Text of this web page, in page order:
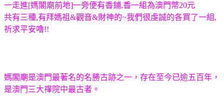
一走進[媽閣廟前地]一旁便有香鋪,香一組為澳門幣20元
共有三種,有拜媽祖&觀音&財神的~我們很虔誠的各買了一組,
祈求平安嚕!!
媽閣廟是澳門最著名的名勝古跡之一，存在至今已逾五百年，
是澳門三大禪院中最古者。